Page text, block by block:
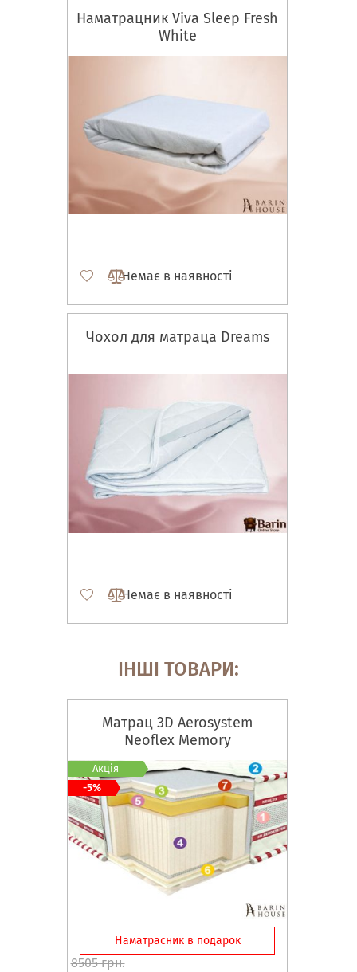
Наматрацник Viva Sleep Fresh
White
Немає в наявності
Чохол для матраца Dreams
Немає в наявності
ІНШІ ТОВАРИ:
Матрац 3D Aerosystem
Neoflex Memory
Наматрасник в подарок
8505 грн.
Акція
-5%